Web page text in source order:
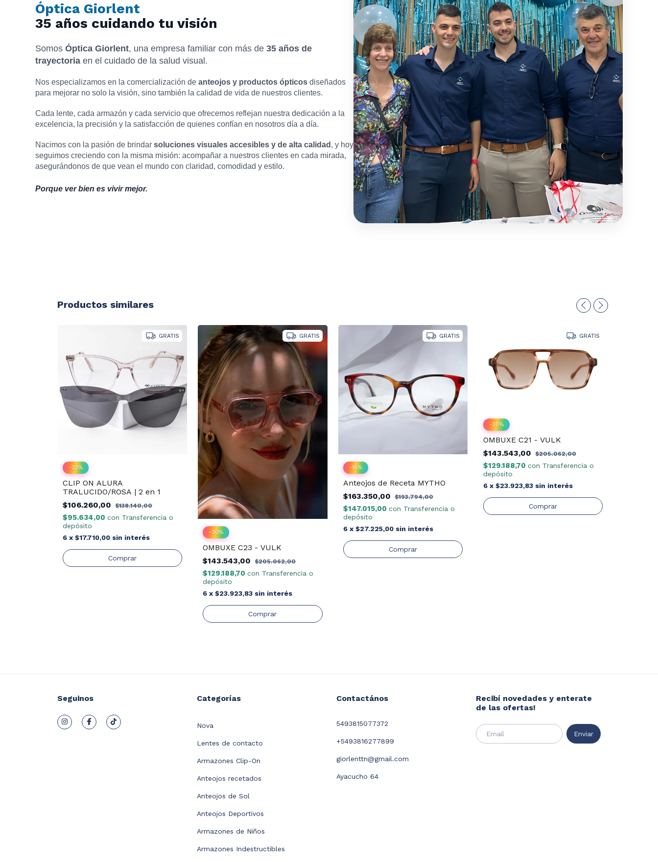
Óptica Giorlent
35 años cuidando tu visión
Somos Óptica Giorlent, una empresa familiar con más de 35 años de
trayectoria en el cuidado de la salud visual.
Nos especializamos en la comercialización de anteojos y productos ópticos diseñados
para mejorar no solo la visión, sino también la calidad de vida de nuestros clientes.
Cada lente, cada armazón y cada servicio que ofrecemos reflejan nuestra dedicación a la
excelencia, la precisión y la satisfacción de quienes confían en nosotros día a día.
Nacimos con la pasión de brindar soluciones visuales accesibles y de alta calidad , y hoy
seguimos creciendo con la misma misión: acompañar a nuestros clientes en cada mirada,
asegurándonos de que vean el mundo con claridad, comodidad y estilo.
Porque ver bien es vivir mejor.
Productos similares
GRATIS
-23%
CLIP ON ALURA
TRALUCIDO/ROSA | 2 en 1
$106.260,00
$138.140,00
$95.634,00 con Transferencia o
depósito
6 x $17.710,00 sin interés
GRATIS
-30%
OMBUXE C23 - VULK
$143.543,00
$205.062,00
$129.188,70con Transferencia o
depósito
6 x$23.923,83 sin interés
GRATIS
-16%
Anteojos de Receta MYTHO
$163.350,00
$193.794,00
$147.015,00 con Transferencia o
depósito
6 x $27.225,00 sin interés
GRATIS
-30%
OMBUXE C21 - VULK
$143.543,00
$205.062,00
$129.188,70 con Transferencia o
depósito
6 x $23.923,83 sin interés
Seguinos Categorías
Nova
Lentes de contacto
Armazones Clip-On
Anteojos recetados
Anteojos de Sol
Anteojos Deportivos
Armazones de Niños
Armazones Indestructibles
Contactános
5493815077372
+5493816277899
giorlenttn@gmail.com
Ayacucho 64
Recibí novedades y enterate
de las ofertas!